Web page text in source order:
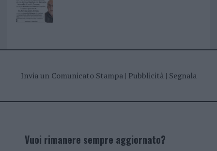
Invia un Comunicato Stampa| Pubblicità| Segnala
Vuoi rimanere sempre aggiornato?